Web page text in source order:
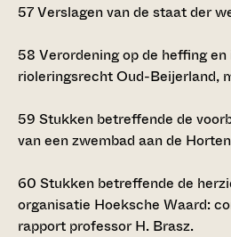
57Verslagen van de staat der
58 Verordening op de heffing
rioleringsrecht Oud-Beijerland,
59 Stukken betreffende de
van een zwembad aan de
60 Stukken betreffende de
organisatie Hoeksche Waard:
rapport professor H. Brasz.